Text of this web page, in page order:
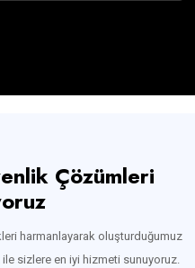
Çözümleri
harmanlayarak oluşturduğumuz
sizlere en iyi hizmeti sunuyoruz.